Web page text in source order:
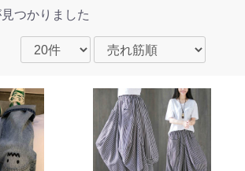
つかりました